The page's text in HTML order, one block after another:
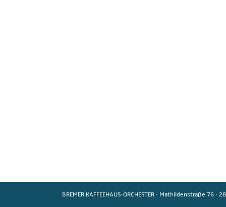
BREMER KAFFEEHAUS-ORCHESTER · Mathildenstraße 76 ·